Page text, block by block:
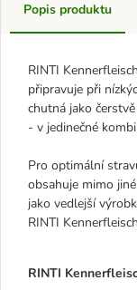
Popis produktu
RINTI
připravuje při
chutná jako
- v jedinečné
Pro optimální
obsahuje mimo
jako vedlejší
RINTI
RINTI